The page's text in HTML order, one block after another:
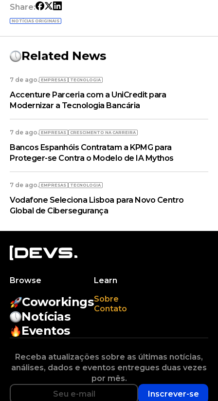
Share:
NOTÍCIAS ORIGINAIS
Related News
7 de ago. EMPRESAS TECNOLOGIA
Accenture Parceria com a UniCredit para
Modernizar a Tecnologia Bancária
7 de ago. EMPRESAS CRESCIMENTO NA CARREIRA
Bancos Espanhóis Contratam a KPMG para
Proteger-se Contra o Modelo de IA Mythos
7 de ago. EMPRESAS TECNOLOGIA
Vodafone Seleciona Lisboa para Novo Centro
Global de Cibersegurança
Browse
Coworkings
Notícias
Eventos
Learn
Sobre
Contato
Receba atualizações sobre as últimas notícias,
análises, dados e eventos entregues duas vezes
por mês.
Inscrever-se